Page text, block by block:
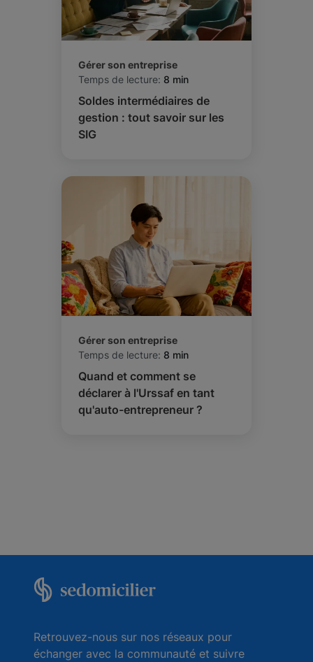
Gérer son entreprise
Temps de lecture: 8 min
Soldes intermédiaires de
gestion : tout savoir sur les
SIG
Gérer son entreprise
Temps de lecture: 8 min
Quand et comment se
déclarer à l'Urssaf en tant
qu'auto-entrepreneur ?
Retrouvez-nous sur nos réseaux pour
échanger avec la communauté et suivre